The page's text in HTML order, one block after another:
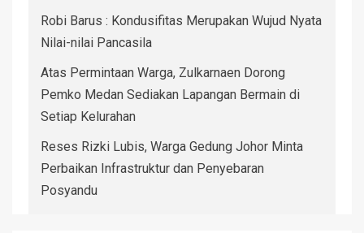
Robi Barus : Kondusifitas Merupakan Wujud Nyata
Nilai-nilai Pancasila
Atas Permintaan Warga, Zulkarnaen Dorong
Pemko Medan Sediakan Lapangan Bermain di
Setiap Kelurahan
Reses Rizki Lubis, Warga Gedung Johor Minta
Perbaikan Infrastruktur dan Penyebaran
Posyandu